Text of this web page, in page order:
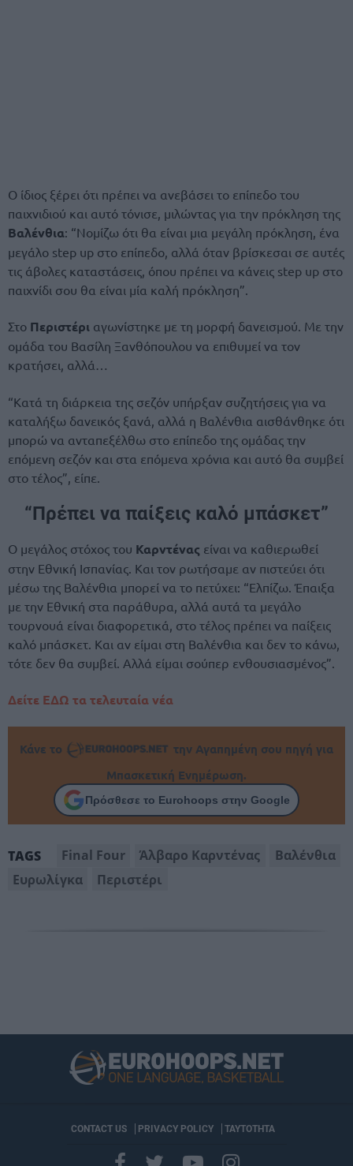
Ο ίδιος ξέρει ότι πρέπει να ανεβάσει το επίπεδο του
παιχνιδιού και αυτό τόνισε, μιλώντας για την πρόκληση της
Βαλένθια: “Νομίζω ότι θα είναι μια μεγάλη πρόκληση, ένα
μεγάλο step up στο επίπεδο, αλλά όταν βρίσκεσαι σε αυτές
τις άβολες καταστάσεις, όπου πρέπει να κάνεις step up στο
παιχνίδι σου θα είναι μία καλή πρόκληση”.
Στο Περιστέρι αγωνίστηκε με τη μορφή δανεισμού. Με την
ομάδα του Βασίλη Ξανθόπουλου να επιθυμεί να τον
κρατήσει, αλλά…
“Κατά τη διάρκεια της σεζόν υπήρξαν συζητήσεις για να
καταλήξω δανεικός ξανά, αλλά η Βαλένθια αισθάνθηκε ότι
μπορώ να ανταπεξέλθω στο επίπεδο της ομάδας την
επόμενη σεζόν και στα επόμενα χρόνια και αυτό θα συμβεί
στο τέλος”, είπε.
“Πρέπει να παίξεις καλό μπάσκετ”
O μεγάλος στόχος του Καρντένας είναι να καθιερωθεί
στην Εθνική Ισπανίας. Και τον ρωτήσαμε αν πιστεύει ότι
μέσω της Βαλένθια μπορεί να το πετύχει: “Ελπίζω. Έπαιξα
με την Εθνική στα παράθυρα, αλλά αυτά τα μεγάλο
τουρνουά είναι διαφορετικά, στο τέλος πρέπει να παίξεις
καλό μπάσκετ. Και αν είμαι στη Βαλένθια και δεν το κάνω,
τότε δεν θα συμβεί. Αλλά είμαι σούπερ ενθουσιασμένος”.
Δείτε ΕΔΩ τα τελευταία νέα
Κάνε το
την Αγαπημένη σου πηγή για
Μπασκετική Ενημέρωση.
Πρόσθεσε το Eurohoops στην Google
TAGS Final Four Άλβαρο Καρντένας
Βαλένθια
Ευρωλίγκα
Περιστέρι
CONTACT US PRIVACY POLICY ΤΑΥΤΟΤΗΤΑ